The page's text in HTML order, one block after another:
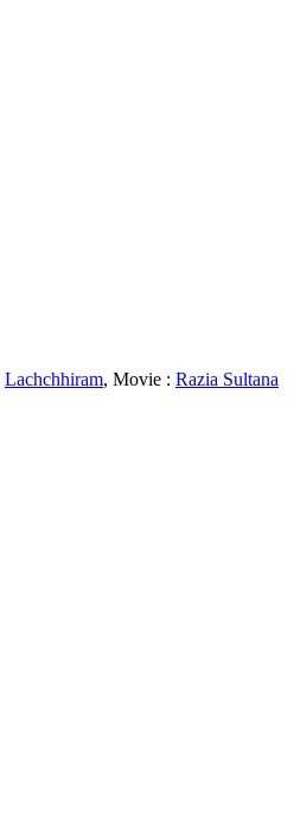
Lachchhiram, Movie : Razia Sultana